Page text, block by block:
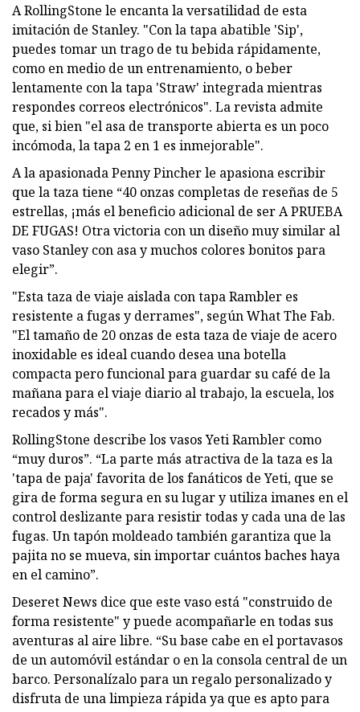
A RollingStone le encanta la versatilidad de esta
imitación de Stanley. "Con la tapa abatible 'Sip',
puedes tomar un trago de tu bebida rápidamente,
como en medio de un entrenamiento, o beber
lentamente con la tapa 'Straw' integrada mientras
respondes correos electrónicos". La revista admite
que, si bien "el asa de transporte abierta es un poco
incómoda, la tapa 2 en 1 es inmejorable".
A la apasionada Penny Pincher le apasiona escribir
que la taza tiene “40 onzas completas de reseñas de 5
estrellas, ¡más el beneficio adicional de ser A PRUEBA
DE FUGAS! Otra victoria con un diseño muy similar al
vaso Stanley con asa y muchos colores bonitos para
elegir”.
"Esta taza de viaje aislada con tapa Rambler es
resistente a fugas y derrames", según What The Fab.
"El tamaño de 20 onzas de esta taza de viaje de acero
inoxidable es ideal cuando desea una botella
compacta pero funcional para guardar su café de la
mañana para el viaje diario al trabajo, la escuela, los
recados y más".
RollingStone describe los vasos Yeti Rambler como
“muy duros”. “La parte más atractiva de la taza es la
'tapa de paja' favorita de los fanáticos de Yeti, que se
gira de forma segura en su lugar y utiliza imanes en el
control deslizante para resistir todas y cada una de las
fugas. Un tapón moldeado también garantiza que la
pajita no se mueva, sin importar cuántos baches haya
en el camino”.
Deseret News dice que este vaso está "construido de
forma resistente" y puede acompañarle en todas sus
aventuras al aire libre. “Su base cabe en el portavasos
de un automóvil estándar o en la consola central de un
barco. Personalízalo para un regalo personalizado y
disfruta de una limpieza rápida ya que es apto para